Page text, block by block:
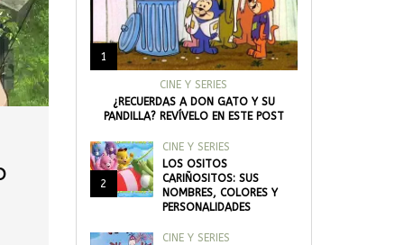
1
CINE Y SERIES
¿RECUERDAS A DON GATO Y SU
PANDILLA? REVÍVELO EN ESTE POST
2
CINE Y SERIES
LOS OSITOS
CARIÑOSITOS: SUS
NOMBRES, COLORES Y
PERSONALIDADES
CINE Y SERIES